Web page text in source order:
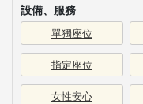
設備、服務
單獨座位
指定座位
女性安心